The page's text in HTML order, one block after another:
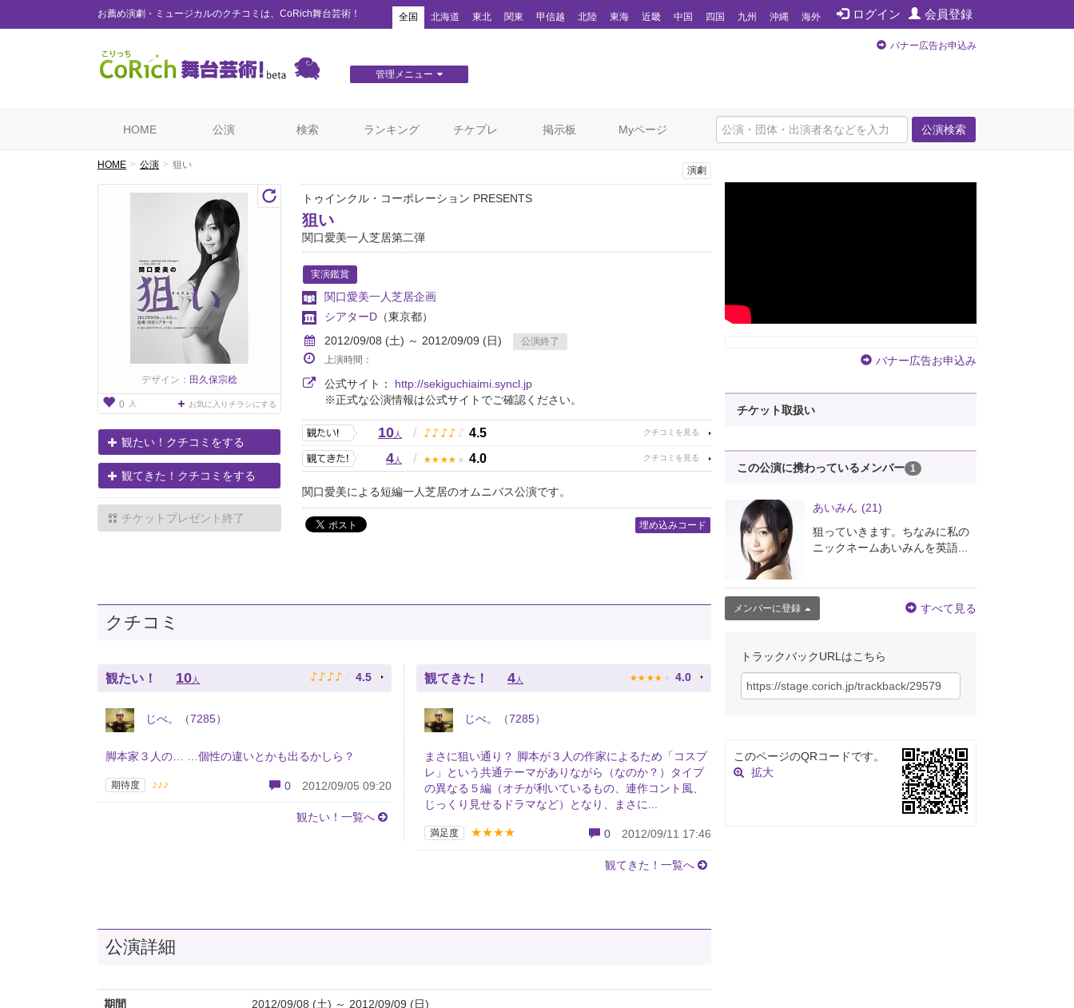
お薦め演劇・ミュージカルのクチコミは、CoRich舞台芸術！ ログイン 会員登録
全国 北海道 東北 関東 甲信越 北陸 東海 近畿 中国 四国 九州 沖縄 海外
管理メニュー
バナー広告お申込み
公演検索
HOME 公演 検索 ランキング チケプレ 掲示板 Myページ
HOME 公演 狙い
デザイン： 田久保宗稔
0 人 お気に入りチラシにする
観たい！クチコミをする
観てきた！クチコミをする
チケットプレゼント終了
演劇
トゥインクル・コーポレーション PRESENTS
狙い
関口愛美一人芝居第二弾
実演鑑賞
関口愛美一人芝居企画
シアターD （東京都）
2012/09/08 (土) ～ 2012/09/09 (日)
公演終了
上演時間：
公式サイト： http://sekiguchiaimi.syncl.jp
※正式な公演情報は公式サイトでご確認ください。
10人 / ♪ ♪ ♪ ♪ ♪ 4.5
4人 / ★ ★ ★ ★ ★ 4.0
関口愛美による短編一人芝居のオムニバス公演です。
埋め込みコード
クチコミ
観たい！ 10 人 ♪ ♪ ♪ ♪ ♪ 4.5
じべ。（7285）
脚本家３人の… …個性の違いとかも出るかしら？
期待度 ♪♪♪ 0 2012/09/05 09:20
観たい！一覧へ
観てきた！ 4 人 ★ ★ ★ ★ ★ 4.0
じべ。（7285）
まさに狙い通り？ 脚本が３人の作家によるため「コスプ
レ」という共通テーマがありながら（なのか？）タイプ
の異なる５編（オチが利いているもの、連作コント風、
じっくり見せるドラマなど）となり、まさに...
満足度 ★★★★ 0 2012/09/11 17:46
観てきた！一覧へ
公演詳細
期間 2012/09/08 (土) ～ 2012/09/09 (日)
バナー広告お申込み
チケット取扱い
この公演に携わっているメンバー 1
あいみん (21)
狙っていきます。ちなみに私の
ニックネームあいみんを英語...
メンバーに登録 すべて見る
トラックバックURLはこちら
このページのQRコードです。
拡大